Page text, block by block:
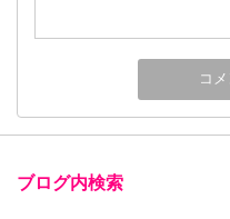
ブログ内検索